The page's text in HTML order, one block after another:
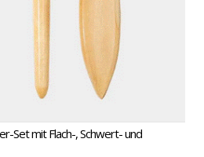
Set mit Flach-, Schwert- und